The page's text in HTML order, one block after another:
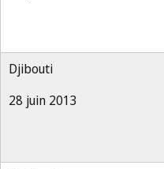
Djibouti
28 juin 2013